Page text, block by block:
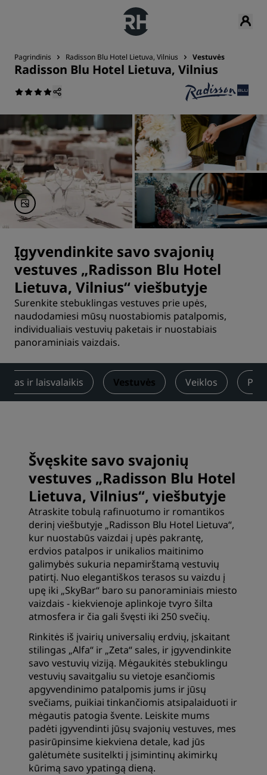
Pagrindinis Radisson Blu Hotel Lietuva, Vilnius Vestuvės
Radisson Blu Hotel Lietuva, Vilnius
Įgyvendinkite savo svajonių
vestuves „Radisson Blu Hotel
Lietuva, Vilnius“ viešbutyje
Surenkite stebuklingas vestuves prie upės,
naudodamiesi mūsų nuostabiomis patalpomis,
individualiais vestuvių paketais ir nuostabiais
panoraminiais vaizdais.
ir laisvalaikis Vestuvės Veiklos
Švęskite savo svajonių
vestuves „Radisson Blu Hotel
Lietuva, Vilnius“, viešbutyje
Atraskite tobulą rafinuotumo ir romantikos
derinį viešbutyje „Radisson Blu Hotel Lietuva“,
kur nuostabūs vaizdai į upės pakrantę,
erdvios patalpos ir unikalios maitinimo
galimybės sukuria nepamirštamą vestuvių
patirtį. Nuo elegantiškos terasos su vaizdu į
upę iki „SkyBar“ baro su panoraminiais miesto
vaizdais - kiekvienoje aplinkoje tvyro šilta
atmosfera ir čia gali švęsti iki 250 svečių.
Rinkitės iš įvairių universalių erdvių, įskaitant
stilingas „Alfa“ ir „Zeta“ sales, ir įgyvendinkite
savo vestuvių viziją. Mėgaukitės stebuklingu
vestuvių savaitgaliu su vietoje esančiomis
apgyvendinimo patalpomis jums ir jūsų
svečiams, puikiai tinkančiomis atsipalaiduoti ir
mėgautis patogia švente. Leiskite mums
padėti įgyvendinti jūsų svajonių vestuves, mes
pasirūpinsime kiekviena detale, kad jūs
galėtumėte susitelkti į įsimintinų akimirkų
kūrimą savo ypatingą dieną.